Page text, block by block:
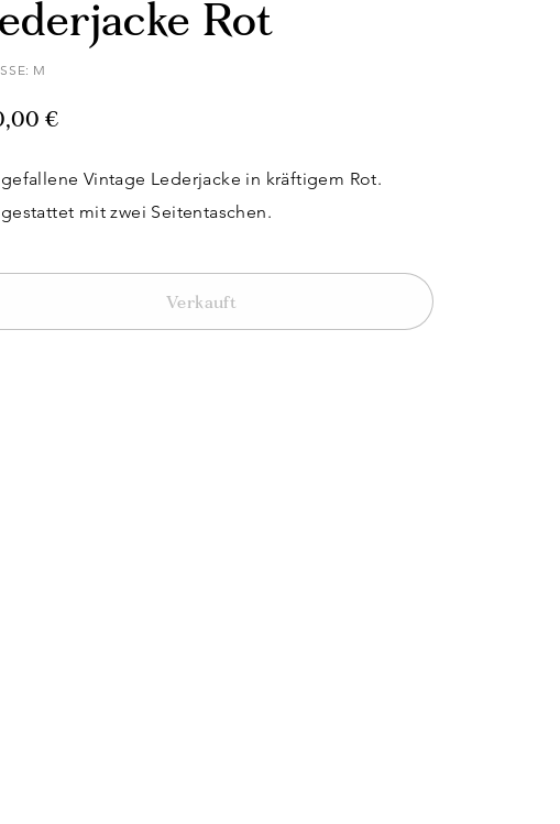
Rot
M
€
Vintage Lederjacke in kräftigem Rot.
mit zwei Seitentaschen.
Verkauft